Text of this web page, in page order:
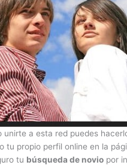
unirte a esta red puedes
tu propio perfil online en la
tu búsqueda de novio por